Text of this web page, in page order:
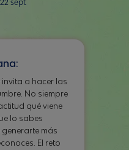
sept
a hacer las
No siempre
qué viene
lo sabes
más
El reto